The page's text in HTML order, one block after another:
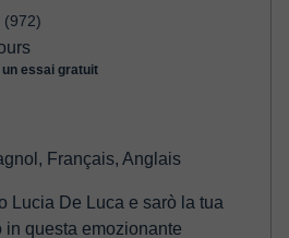
(972)
essai gratuit
Français, Anglais
questa emozionante